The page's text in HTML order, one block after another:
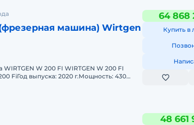
машина) Wirtgen
W 200 FI WIRTGEN W 200 FI
FiГод выпуска: 2020 г.Мощность: 430
64 868
Купить в
48 661